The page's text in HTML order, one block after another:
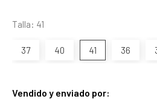
Talla: 41
37 40 41 36
Vendido y enviado por: